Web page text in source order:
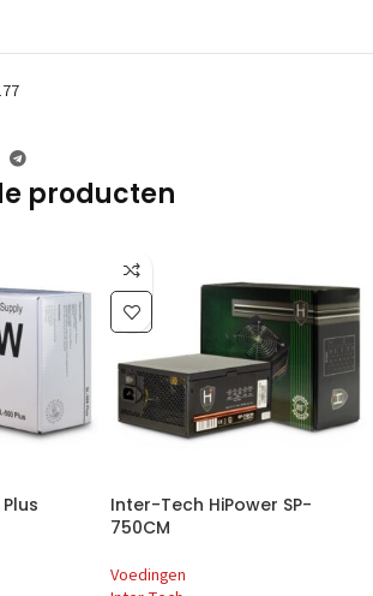
producten
Inter-Tech HiPower SP-
750CM
Voedingen